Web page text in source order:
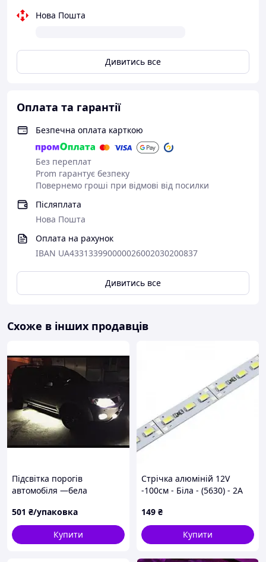
Нова Пошта
Дивитись все
Оплата та гарантії
Безпечна оплата карткою
Без переплат
Prom гарантує безпеку
Повернемо гроші при відмові від посилки
Післяплата
Нова Пошта
Оплата на рахунок
IBAN UA433133990000026002030200837
Дивитись все
Схоже в інших продавців
Підсвітка порогів
автомобіля —бела
501 ₴/упаковка
Купити
Стрічка алюміній 12V
-100см - Біла - (5630) - 2А
149 ₴
Купити